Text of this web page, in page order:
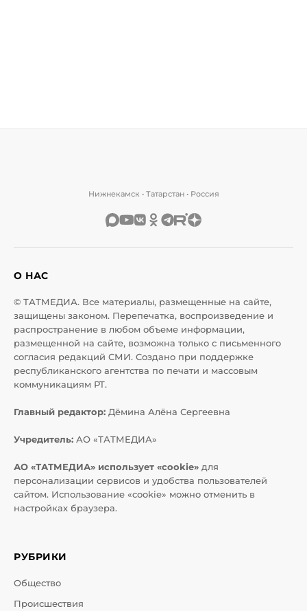
Нижнекамск • Татарстан • Россия
О НАС
© ТАТМЕДИА. Все материалы, размещенные на сайте,
защищены законом. Перепечатка, воспроизведение и
распространение в любом объеме информации,
размещенной на сайте, возможна только с письменного
согласия редакций СМИ. Создано при поддержке
республиканского агентства по печати и массовым
коммуникациям РТ.
Главный редактор: Дёмина Алёна Сергеевна
Учредитель: АО «ТАТМЕДИА»
АО «ТАТМЕДИА» использует «cookie» для
персонализации сервисов и удобства пользователей
сайтом. Использование «cookie» можно отменить в
настройках браузера.
РУБРИКИ
Общество
Происшествия